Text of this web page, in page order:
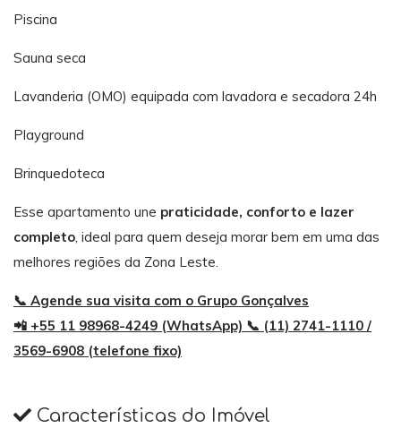
Piscina
Sauna seca
Lavanderia (OMO) equipada com lavadora e secadora 24h
Playground
Brinquedoteca
Esse apartamento une praticidade, conforto e lazer
completo, ideal para quem deseja morar bem em uma das
melhores regiões da Zona Leste.
📞 Agende sua visita com o Grupo Gonçalves
📲 +55 11 98968-4249 (WhatsApp) 📞 (11) 2741-1110 /
3569-6908 (telefone fixo)
Características do Imóvel